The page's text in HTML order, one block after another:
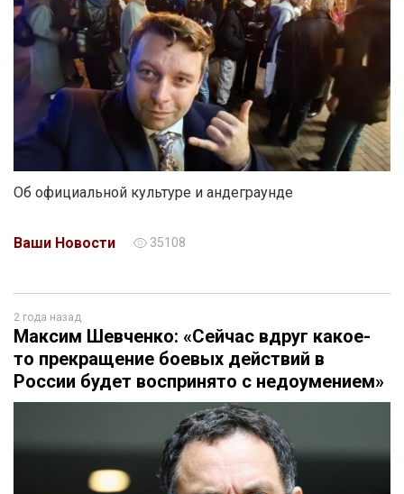
Об официальной культуре и андеграунде
Ваши Новости 35108
2 года назад
Максим Шевченко: «Сейчас вдруг какое-
то прекращение боевых действий в
России будет воспринято с недоумением»